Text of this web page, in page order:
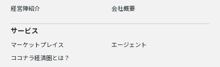
経営陣紹介
会社概要
サービス
マーケットプレイス
エージェント
ココナラ経済圏とは？